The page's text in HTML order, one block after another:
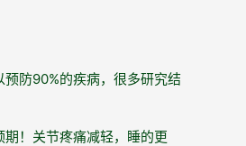
预防90%的疾病，很多研究结
期！关节疼痛减轻，睡的更